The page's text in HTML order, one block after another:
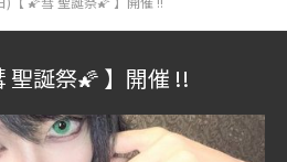
聖誕祭🌠 】開催 !!